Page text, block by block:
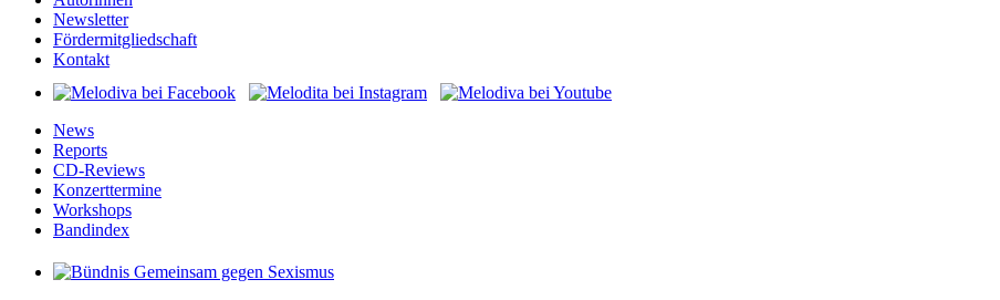
Newsletter
Fördermitgliedschaft
Kontakt
News
Reports
CD-Reviews
Konzerttermine
Workshops
Bandindex